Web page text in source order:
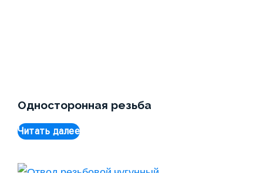
Односторонная резьба
Читать далее